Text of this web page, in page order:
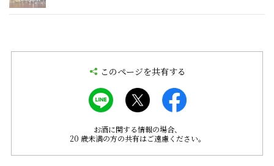
このページを共有する
お酒に関する情報の場合、
20 歳未満の方の共有はご遠慮ください。